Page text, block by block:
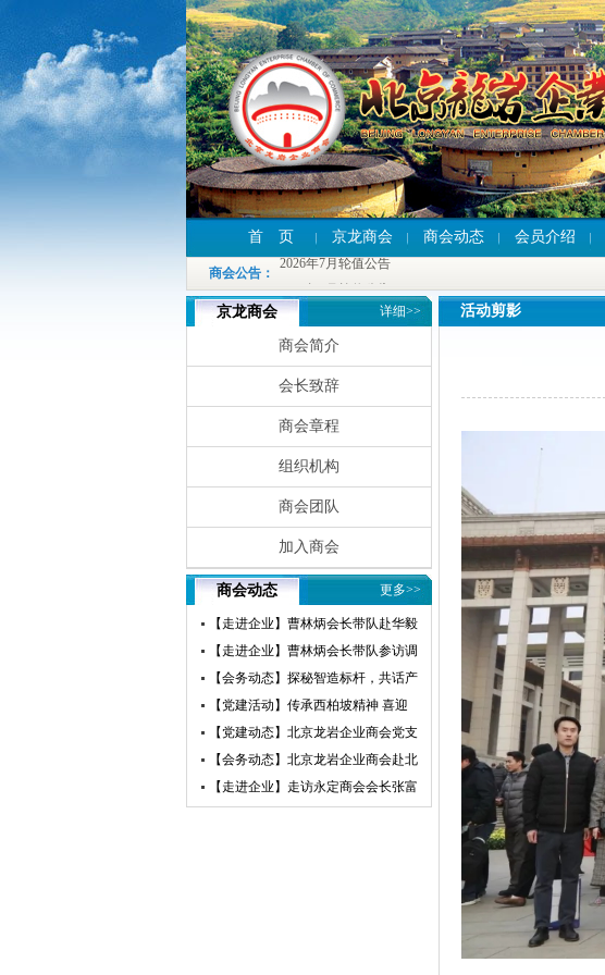
首 页 京龙商会 商会动态 会员介绍
商会公告 ：
2026年7月轮值公告
2026年7月轮值公告
2026年7月轮值公告
京龙商会 详细>>
商会简介
会长致辞
商会章程
组织机构
商会团队
加入商会
商会动态 更多>>
【走进企业】曹林炳会长带队赴华毅
瀛飞开展参访交流活动
【走进企业】曹林炳会长带队参访调
研赛微电子
【会务动态】探秘智造标杆，共话产
业未来——北京龙岩企业商会走进小
米汽车超级工厂参访交流
【党建活动】传承西柏坡精神 喜迎
建党105周年——北京龙岩企业商会
党支部赴西柏坡开展红色教育主题党
日活动
【党建动态】北京龙岩企业商会党支
部荣获“先进基层党组织”荣誉称号
【会务动态】北京龙岩企业商会赴北
京莆田企业商会开展交流互鉴活动
【走进企业】走访永定商会会长张富
活动剪影